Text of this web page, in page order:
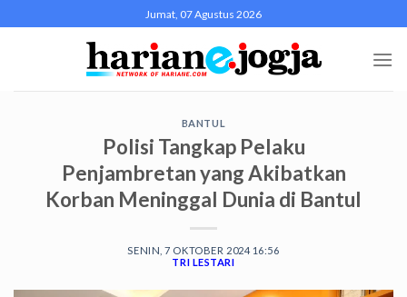
to
Jumat, 07 Agustus 2026
BANTUL
Polisi Tangkap Pelaku
Penjambretan yang Akibatkan
Korban Meninggal Dunia di Bantul
SENIN, 7 OKTOBER 2024 16:56
TRI LESTARI